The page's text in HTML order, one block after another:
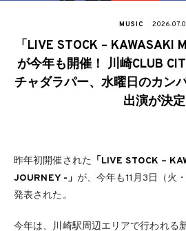
MUSIC
「LIVE STOCK – KAWASAKI
が今年も開催！ 川崎CLUB
チャダラパー、水曜日のカン
出演が決定
昨年初開催された 「LIVE STOCK –
JOURNEY -」 が、今年も11月3日（火
発表された。
今年は、川崎駅周辺エリアで行われる